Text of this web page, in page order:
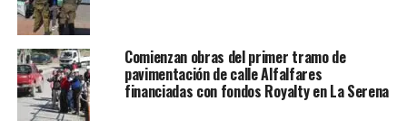
Comienzan obras del primer tramo de
pavimentación de calle Alfalfares
financiadas con fondos Royalty en La Serena